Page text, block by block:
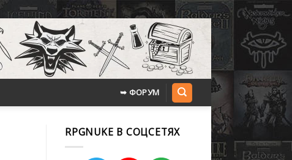
➥ ФОРУМ
RPGNUKE В СОЦСЕТЯХ